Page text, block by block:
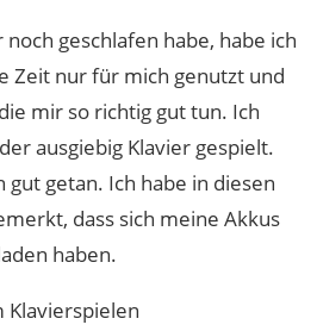
geschlafen habe, habe ich
Zeit nur für mich genutzt und
mir so richtig gut tun. Ich
ausgiebig Klavier gespielt.
getan. Ich habe in diesen
dass sich meine Akkus
haben.